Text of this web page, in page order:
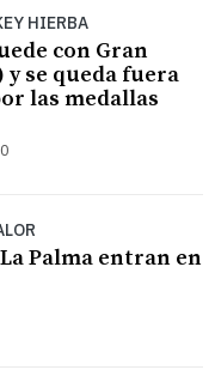
HIERBA
con Gran
y se queda fuera
las medallas
Palma entran en